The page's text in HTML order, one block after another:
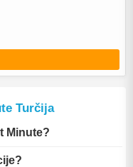
Turčija
Minute?